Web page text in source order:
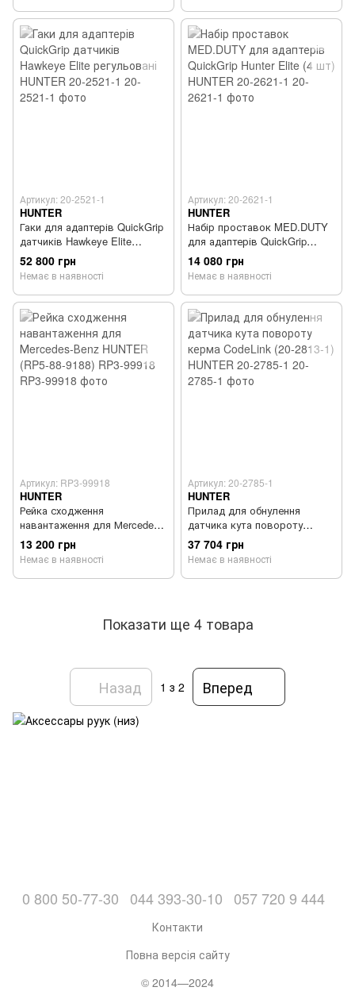
Артикул: 20-2521-1
HUNTER
Гаки для адаптерів QuickGrip
датчиків Hawkeye Elite
регульовані HUNTER 20-2521-
1
52 800 грн
Немає в наявності
Артикул: 20-2621-1
HUNTER
Набір проставок MED.DUTY
для адаптерів QuickGrip
Hunter Elite (4 шт) HUNTER
20-2621-1
14 080 грн
Немає в наявності
Артикул: RP3-99918
HUNTER
Рейка сходження
навантаження для Мercedes-
Вenz HUNTER (RP5-88-9188)
RP3-99918
13 200 грн
Немає в наявності
Артикул: 20-2785-1
HUNTER
Прилад для обнулення
датчика кута повороту
керма CodeLink (20-2813-1)
HUNTER 20-2785-1
37 704 грн
Немає в наявності
Показати ще 4 товара
Назад 1 з 2 Вперед
0 800 50-77-30 044 393-30-10 057 720 9 444
Контакти
Повна версія сайту
© 2014—2024